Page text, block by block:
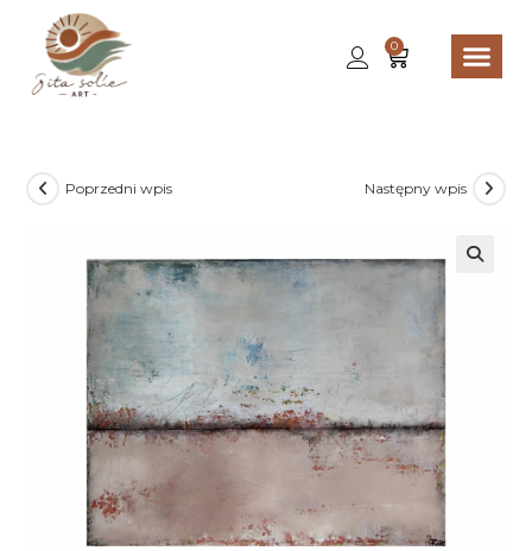
0
Poprzedni wpis Następny wpis